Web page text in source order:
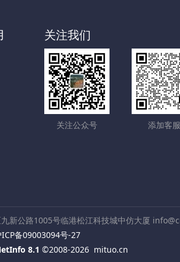
关注我们
关注公众号 添加客服
新公路1005号临港松江科技城中仿大厦
备09003094号-27
8.1 ©2008-2026 mituo.cn